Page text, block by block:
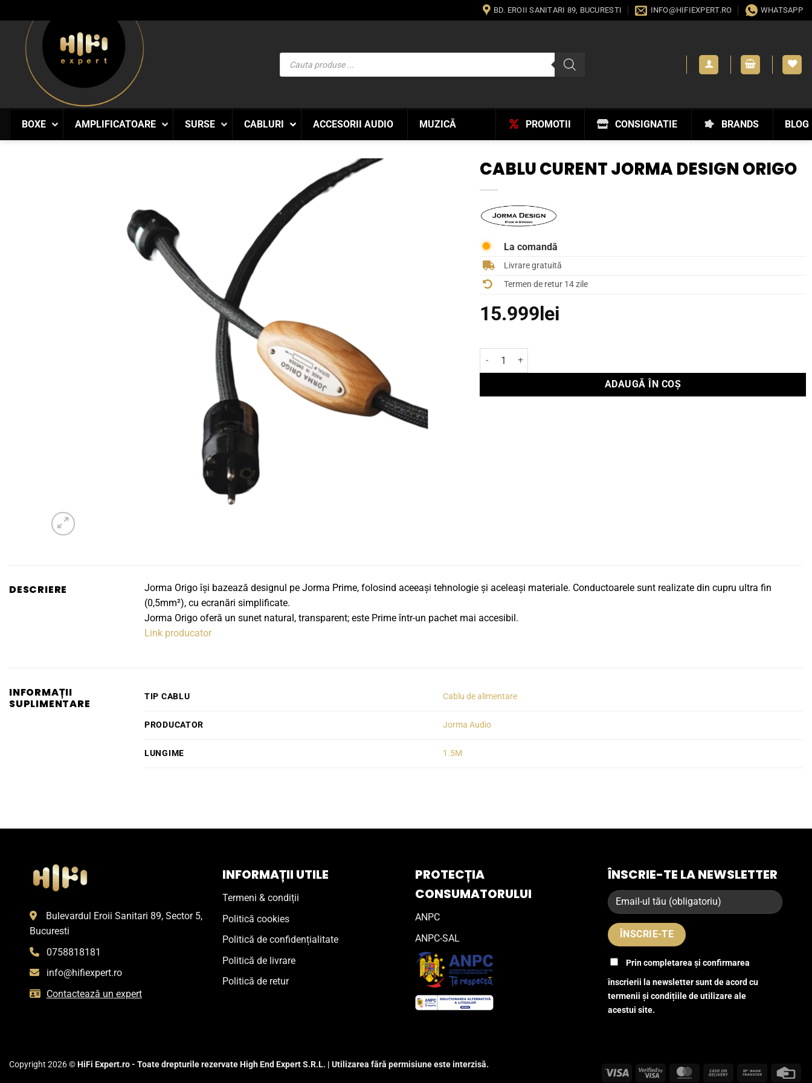
to
content
BD. EROII SANITARI 89, BUCURESTI INFO@HIFIEXPERT.RO WHATSAPP
Products
search
BOXE AMPLIFICATOARE SURSE CABLURI ACCESORII AUDIO MUZICĂ BLOG
BRANDS
CONSIGNATIE
PROMOTII
CABLU CURENT JORMA DESIGN ORIGO
La comandă
Livrare gratuită
Termen de retur 14 zile
15.999lei
Cantitate Cablu curent Jorma Design Origo
ADAUGĂ ÎN COȘ
DESCRIERE
Jorma Origo își bazează designul pe Jorma Prime, folosind aceeași tehnologie și aceleași materiale. Conductoarele sunt realizate din cupru ultra fin
(0,5mm²), cu ecranări simplificate.
Jorma Origo oferă un sunet natural, transparent; este Prime într-un pachet mai accesibil.
Link producator
INFORMAȚII
SUPLIMENTARE
TIP CABLU Cablu de alimentare
PRODUCATOR Jorma Audio
LUNGIME 1.5M
Bulevardul Eroii Sanitari 89, Sector 5,
Bucuresti
0758818181
info@hifiexpert.ro
Contactează un expert
INFORMAȚII UTILE
Termeni & condiții
Politică cookies
Politică de confidențialitate
Politică de livrare
Politică de retur
PROTECȚIA
CONSUMATORULUI
ANPC
ANPC-SAL
ÎNSCRIE-TE LA NEWSLETTER
Prin completarea și confirmarea
înscrierii la newsletter sunt de acord cu
termenii și condițiile de utilizare ale
acestui site.
Visa
Visa
MasterCardCash
Bank
Copyright 2026 ©HiFi Expert.ro - Toate drepturile rezervate High End Expert S.R.L. | Utilizarea fără permisiune este interzisă.